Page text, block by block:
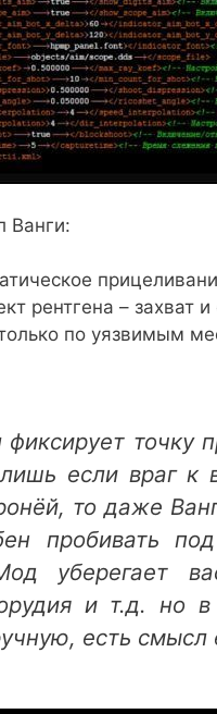
Ванги:
рентгена – захват
по уязвимым
точку
если враг к
то даже
пробивать
уберегает
и т.д. но
есть смысл